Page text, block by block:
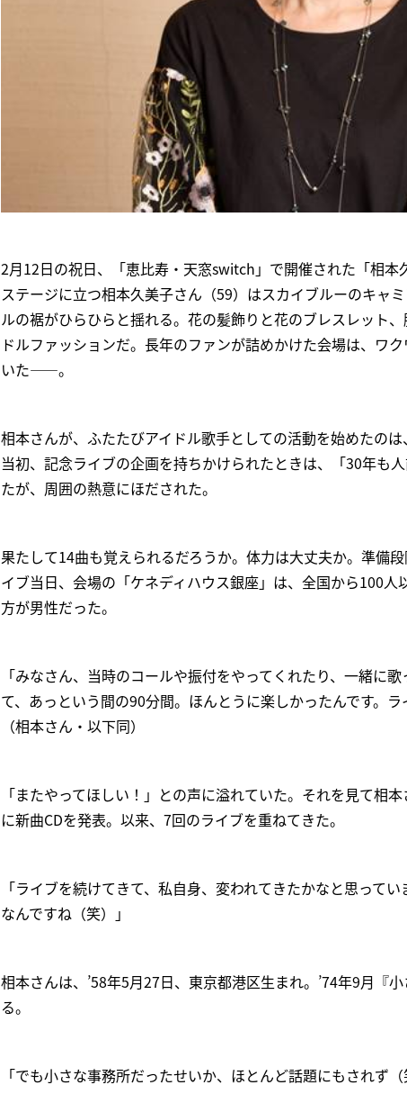
2月12日の祝日、「恵比寿・天窓switch」で開催された「相
ステージに立つ相本久美子さん（59）はスカイブルーのキャ
ルの裾がひらひらと揺れる。花の髪飾りと花のブレスレット
ドルファッションだ。長年のファンが詰めかけた会場は、ワ
いた――。
相本さんが、ふたたびアイドル歌手としての活動を始めたのは
当初、記念ライブの企画を持ちかけられたときは、「30年も
たが、周囲の熱意にほだされた。
果たして14曲も覚えられるだろうか。体力は大丈夫か。準備
イブ当日、会場の「ケネディハウス銀座」は、全国から100
方が男性だった。
「みなさん、当時のコールや振付をやってくれたり、一緒に
て、あっという間の90分間。ほんとうに楽しかったんです。
（相本さん・以下同）
「またやってほしい！」との声に溢れていた。それを見て相
に新曲CDを発表。以来、7回のライブを重ねてきた。
「ライブを続けてきて、私自身、変われてきたかなと思って
なんですね（笑）」
相本さんは、’58年5月27日、東京都港区生まれ。’74年9月『
る。
「でも小さな事務所だったせいか、ほとんど話題にもされず（